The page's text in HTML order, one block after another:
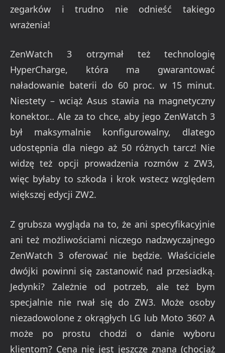
zegarków i trudno nie odnieść takiego
wrażenia!
ZenWatch 3 otrzymał też technologię
HyperCharge, która ma gwarantować
naładowanie baterii do 60 proc. w 15 minut.
Niestety – wciąż Asus stawia na magnetyczny
konektor… Ale za to chce, aby jego ZenWatch 3
był maksymalnie konfigurowalny, dlatego
udostępnia dla niego aż 50 różnych tarcz! Nie
widzę też opcji prowadzenia rozmów z ZW3,
więc byłaby to szkoda i krok wstecz względem
większej edycji ZW2.
Z grubsza wygląda na to, że ani specyfikacyjnie
ani też możliwościami niczego nadzwyczajnego
ZenWatch 3 oferować nie będzie. Właściciele
dwójki powinni się zastanowić nad przesiadką.
Jedynki? Zależnie od potrzeb, ale też bym
specjalnie nie rwał się do ZW3. Może osoby
niezadowolone z okrągłych LG lub Moto 360? A
może po prostu chodzi o danie wyboru
klientom? Cena nie jest jeszcze znana (chociaż